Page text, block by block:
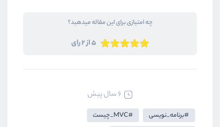
چه امتیازی برای این مقاله میدهید؟
5 از 2 رای
6 سال پیش
برنامه_نویسی
MVC_چیست